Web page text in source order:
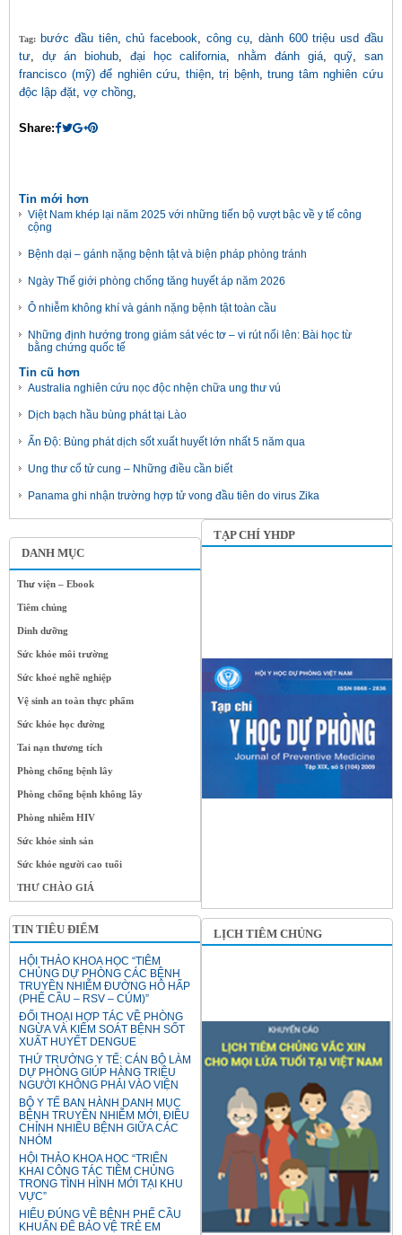
DANH MỤC
Thư viện – Ebook
Tiêm chủng
Dinh dưỡng
Sức khỏe môi trường
Sức khoẻ nghề nghiệp
Vệ sinh an toàn thực phẩm
Sức khỏe học đường
Tai nạn thương tích
Phòng chống bệnh lây
Phòng chống bệnh không lây
Phòng nhiễm HIV
Sức khỏe sinh sản
Sức khỏe người cao tuổi
THƯ CHÀO GIÁ
TIN TIÊU ĐIỂM
HỘI THẢO KHOA HỌC “TIÊM
CHỦNG DỰ PHÒNG CÁC BỆNH
TRUYỀN NHIỄM ĐƯỜNG HÔ HẤP
(PHẾ CẦU – RSV – CÚM)”
ĐỐI THOẠI HỢP TÁC VỀ PHÒNG
NGỪA VÀ KIỂM SOÁT BỆNH SỐT
XUẤT HUYẾT DENGUE
THỨ TRƯỞNG Y TẾ: CÁN BỘ LÀM
DỰ PHÒNG GIÚP HÀNG TRIỆU
NGƯỜI KHÔNG PHẢI VÀO VIỆN
BỘ Y TẾ BAN HÀNH DANH MỤC
BỆNH TRUYỀN NHIỄM MỚI, ĐIỀU
CHỈNH NHIỀU BỆNH GIỮA CÁC
NHÓM
HỘI THẢO KHOA HỌC “TRIỂN
KHAI CÔNG TÁC TIÊM CHỦNG
TRONG TÌNH HÌNH MỚI TẠI KHU
VỰC”
HIỂU ĐÚNG VỀ BỆNH PHẾ CẦU
KHUẨN ĐỂ BẢO VỆ TRẺ EM
Tag: bước đầu tiên,chủ facebook,công cụ, dành 600 triệu usd đầu
tư, dự án biohub, đại học california,nhằm đánh giá,quỹ,san
francisco (mỹ) để nghiên cứu, thiện,trị bệnh,trung tâm nghiên cứu
độc lập đặt, vợ chồng,
Share:
Tin mới hơn
Việt Nam khép lại năm 2025 với những tiến bộ vượt bậc về y tế công
cộng
Bệnh dại – gánh nặng bệnh tật và biện pháp phòng tránh
Ngày Thế giới phòng chống tăng huyết áp năm 2026
Ô nhiễm không khí và gánh nặng bệnh tật toàn cầu
Những định hướng trong giám sát véc tơ – vi rút nổi lên: Bài học từ
bằng chứng quốc tế
Tin cũ hơn
Australia nghiên cứu nọc độc nhện chữa ung thư vú
Dịch bạch hầu bùng phát tại Lào
Ấn Độ: Bùng phát dịch sốt xuất huyết lớn nhất 5 năm qua
Ung thư cổ tử cung – Những điều cần biết
Panama ghi nhận trường hợp tử vong đầu tiên do virus Zika
TẠP CHÍ YHDP
LỊCH TIÊM CHỦNG